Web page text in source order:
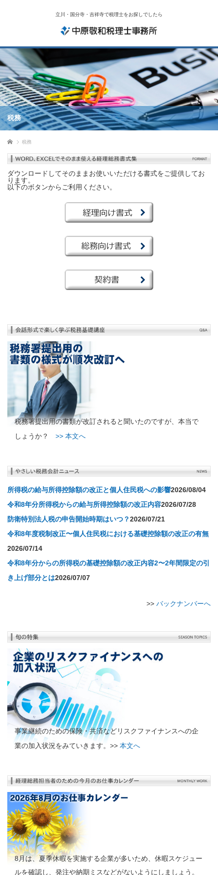
立川・国分寺・吉祥寺で税理士をお探しでしたら
税務
ホーム 税務
ダウンロードしてそのままお使いいただける書式をご提供してお
ります。
以下のボタンからご利用ください。
税務署提出用の書類が改訂されると聞いたのですが、本当で
しょうか？ >> 本文へ
所得税の給与所得控除額の改正と個人住民税への影響2026/08/04
令和8年分所得税からの給与所得控除額の改正内容2026/07/28
防衛特別法人税の申告開始時期はいつ？2026/07/21
令和8年度税制改正〜個人住民税における基礎控除額の改正の有無
2026/07/14
令和8年分からの所得税の基礎控除額の改正内容2〜2年間限定の引
き上げ部分とは2026/07/07
>> バックナンバーへ
事業継続のための保険・共済などリスクファイナンスへの企
業の加入状況をみていきます。>> 本文へ
8月は、夏季休暇を実施する企業が多いため、休暇スケジュー
ルを確認し、発注や納期ミスなどがないようにしましょう。